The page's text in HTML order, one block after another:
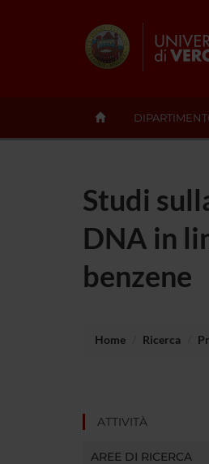
Studi
DNA in
benzene
Home Ricerca
ATTIVITÀ
AREE DI RICERCA